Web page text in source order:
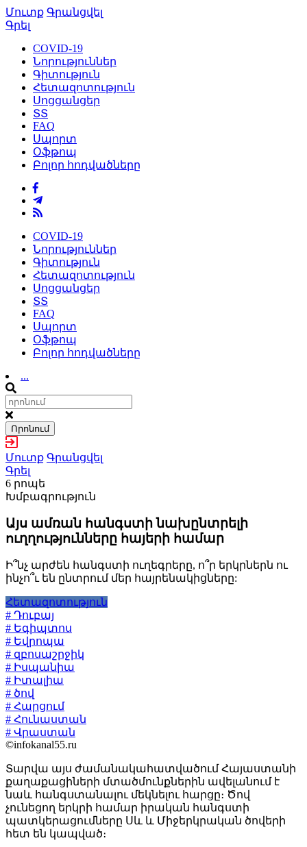
Մուտք Գրանցվել
Գրել
COVID-19
Նորություններ
Գիտություն
Հետազոտություն
Սոցցանցեր
ՏՏ
FAQ
Սպորտ
Օֆթոպ
Բոլոր հոդվածները
COVID-19
Նորություններ
Գիտություն
Հետազոտություն
Սոցցանցեր
ՏՏ
FAQ
Սպորտ
Օֆթոպ
Բոլոր հոդվածները
...
Որոնում
Մուտք Գրանցվել
Գրել
6 րոպե
Խմբագրություն
Այս ամռան հանգստի նախընտրելի
ուղղությունները հայերի համար
Ի՞նչ արժեն հանգստի ուղեգրերը, ո՞ր երկրներն ու
ինչո՞ւ են ընտրում մեր հայրենակիցները:
Հետազոտություն
# Դուբայ
# Եգիպտոս
# Եվրոպա
# զբոսաշրջիկ
# Իսպանիա
# Իտալիա
# ծով
# Հարցում
# Հունաստան
# Վրաստան
©infokanal55.ru
Տարվա այս ժամանակահատվածում Հայաստանի
քաղաքացիների մտածմունքներին ավելանում է
նաև հանգստանալու մեկնելու հարցը։ Ծով
չունեցող երկրի համար իրական հանգստի
պատկերացումները Սև և Միջերկրական ծովերի
հետ են կապված։